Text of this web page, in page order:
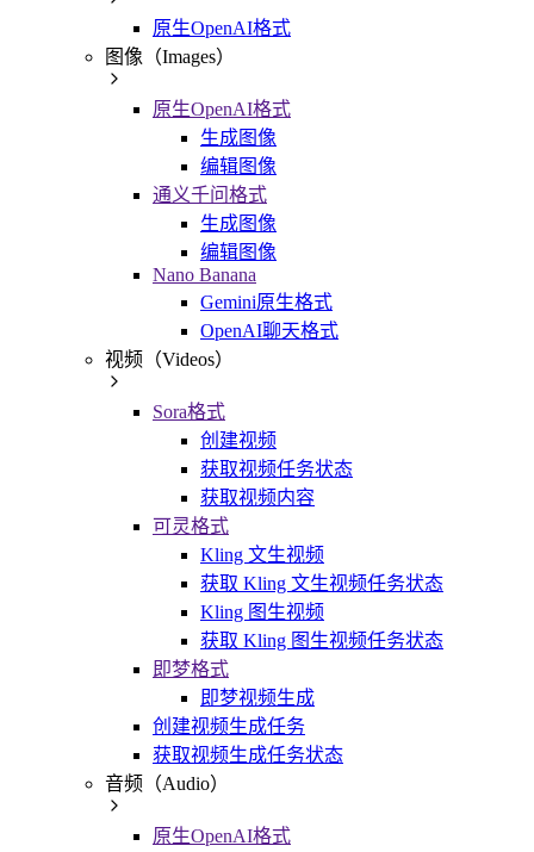
原生OpenAI格式
图像（Images）
原生OpenAI格式
生成图像
编辑图像
通义千问格式
生成图像
编辑图像
Nano Banana
Gemini原生格式
OpenAI聊天格式
视频（Videos）
Sora格式
创建视频
获取视频任务状态
获取视频内容
可灵格式
Kling 文生视频
获取 Kling 文生视频任务状态
Kling 图生视频
获取 Kling 图生视频任务状态
即梦格式
即梦视频生成
创建视频生成任务
获取视频生成任务状态
音频（Audio）
原生OpenAI格式